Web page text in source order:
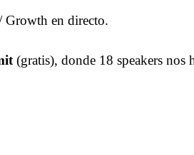
Growth en directo.
(gratis), donde 18 speakers